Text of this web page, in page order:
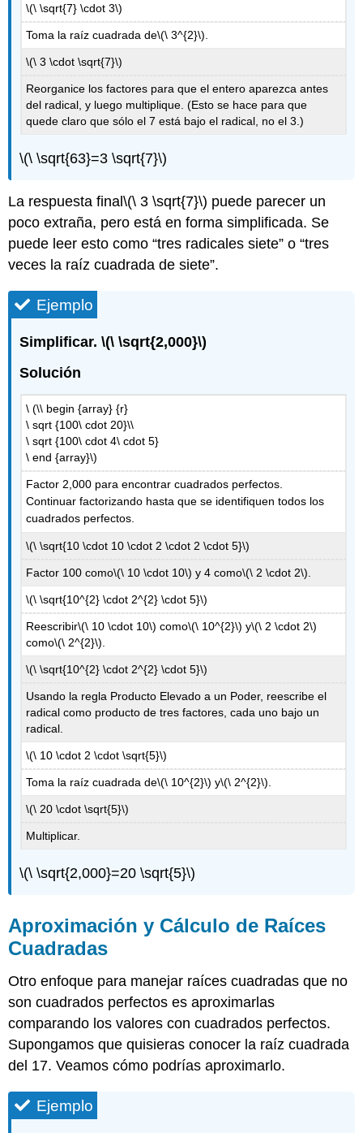
\(\ \sqrt{7} \cdot 3\)
Toma la raíz cuadrada de\(\ 3^{2}\).
\(\ 3 \cdot \sqrt{7}\)
Reorganice los factores para que el entero aparezca antes
del radical, y luego multiplique. (Esto se hace para que
quede claro que sólo el 7 está bajo el radical, no el 3.)
\(\ \sqrt{63}=3 \sqrt{7}\)
La respuesta final\(\ 3 \sqrt{7}\) puede parecer un
poco extraña, pero está en forma simplificada. Se
puede leer esto como “tres radicales siete” o “tres
veces la raíz cuadrada de siete”.
Ejemplo
Simplificar.\(\ \sqrt{2,000}\)
Solución
\ (\\ begin {array} {r}
\ sqrt {100\ cdot 20}\\
\ sqrt {100\ cdot 4\ cdot 5}
\ end {array}\)
Factor 2,000 para encontrar cuadrados perfectos.
Continuar factorizando hasta que se identifiquen todos los
cuadrados perfectos.
\(\ \sqrt{10 \cdot 10 \cdot 2 \cdot 2 \cdot 5}\)
Factor 100 como\(\ 10 \cdot 10\) y 4 como\(\ 2 \cdot 2\).
\(\ \sqrt{10^{2} \cdot 2^{2} \cdot 5}\)
Reescribir\(\ 10 \cdot 10\) como\(\ 10^{2}\) y\(\ 2 \cdot 2\)
como\(\ 2^{2}\).
\(\ \sqrt{10^{2} \cdot 2^{2} \cdot 5}\)
Usando la regla Producto Elevado a un Poder, reescribe el
radical como producto de tres factores, cada uno bajo un
radical.
\(\ 10 \cdot 2 \cdot \sqrt{5}\)
Toma la raíz cuadrada de\(\ 10^{2}\) y\(\ 2^{2}\).
\(\ 20 \cdot \sqrt{5}\)
Multiplicar.
\(\ \sqrt{2,000}=20 \sqrt{5}\)
Aproximación y Cálculo de Raíces
Cuadradas
Otro enfoque para manejar raíces cuadradas que no
son cuadrados perfectos es aproximarlas
comparando los valores con cuadrados perfectos.
Supongamos que quisieras conocer la raíz cuadrada
del 17. Veamos cómo podrías aproximarlo.
Ejemplo